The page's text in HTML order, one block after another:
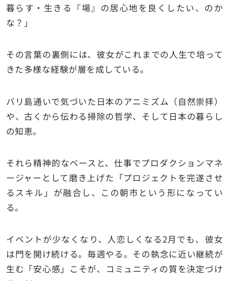
暮らす・生きる『場』の居心地を良くしたい、のか
な？」
その言葉の裏側には、彼女がこれまでの人生で培って
きた多様な経験が層を成している。
バリ島通いで気づいた日本のアニミズム（自然崇拝）
や、古くから伝わる掃除の哲学、そして日本の暮らし
の知恵。
それら精神的なベースと、仕事でプロダクションマネ
ージャーとして磨き上げた「プロジェクトを完遂させ
るスキル」が融合し、この朝市という形になってい
る。
イベントが少なくなり、人恋しくなる2月でも、彼女
は門を開け続ける。毎週やる。その執念に近い継続が
生む「安心感」こそが、コミュニティの質を決定づけ